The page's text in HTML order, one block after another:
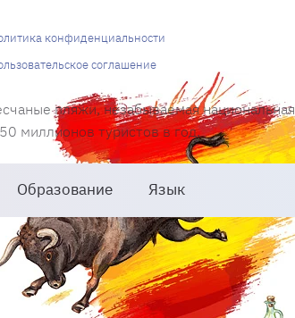
пляжи, незабываемая национальная
миллионов туристов в год.
Образование Язык
конфиденциальности
соглашение